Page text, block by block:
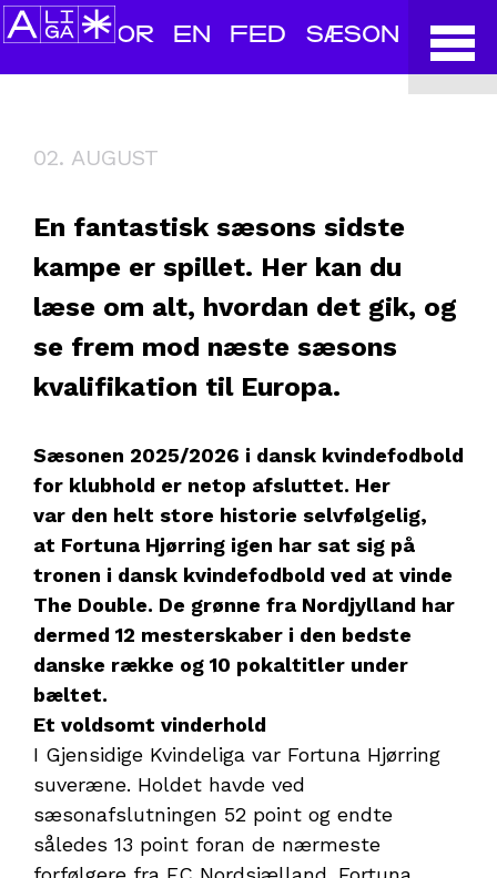
TAK FOR EN FED SÆSON
02. AUGUST
En fantastisk sæsons sidste
kampe er spillet. Her kan du
læse om alt, hvordan det gik, og
se frem mod næste sæsons
kvalifikation til Europa.
Sæsonen 2025/2026 i dansk kvindefodbold
for klubhold er netop afsluttet. Her
var den helt store historie selvfølgelig,
at Fortuna Hjørring igen har sat sig på
tronen i dansk kvindefodbold ved at vinde
The Double. De grønne fra Nordjylland har
dermed 12 mesterskaber i den bedste
danske række og 10 pokaltitler under
bæltet.
Et voldsomt vinderhold
I Gjensidige Kvindeliga var Fortuna Hjørring
suveræne. Holdet havde ved
sæsonafslutningen 52 point og endte
således 13 point foran de nærmeste